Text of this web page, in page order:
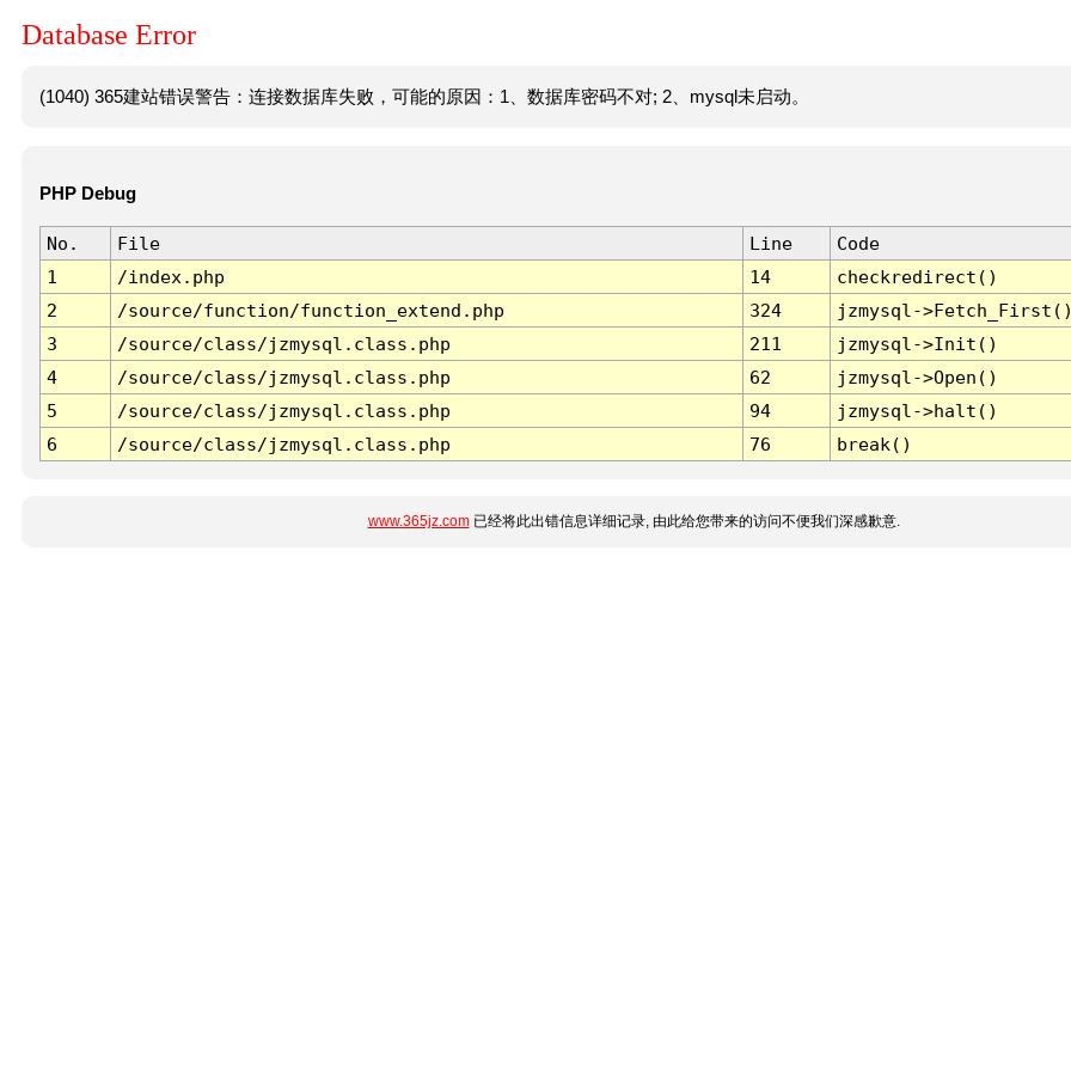
Database Error
(1040) 365建站错误警告：连接数据库失败，可能的原因：1、数据库密码不对; 2、mysql未启动。
PHP Debug
No. File Line
Code
1
/index.php 14
checkredirect()
2
/source/function/function_extend.php 324
jzmysql-
3
/source/class/jzmysql.class.php 211
jzmysql->Init()
4
/source/class/jzmysql.class.php 62
jzmysql->Open()
5
/source/class/jzmysql.class.php 94
jzmysql->halt()
6
/source/class/jzmysql.class.php 76 break()
www.365jz.com已经将此出错信息详细记录, 由此给您带来的访问不便我们深感歉意.